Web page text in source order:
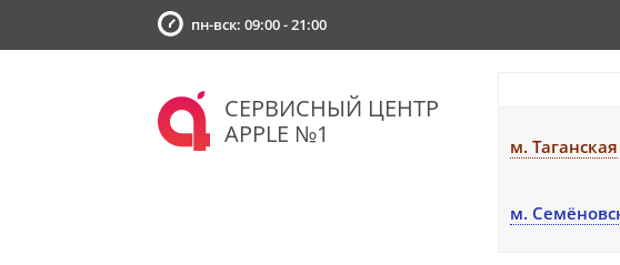
пн-вск: 09:00 - 21:00
СЕРВИСНЫЙ ЦЕНТР
APPLE №1
м. Таганская
м.